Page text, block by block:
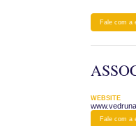
Fale com a
WEBSITE
Fale com a